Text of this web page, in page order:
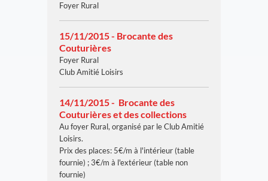
Foyer Rural
15/11/2015 - Brocante des
Couturières
Foyer Rural
Club Amitié Loisirs
14/11/2015 - Brocante des
Couturières et des collections
Au foyer Rural, organisé par le Club Amitié
Loisirs.
Prix des places: 5€/m à l'intérieur (table
fournie) ; 3€/m à l'extérieur (table non
fournie)